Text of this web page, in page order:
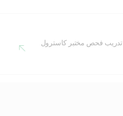
تدريب فحص مختبر كاسترول